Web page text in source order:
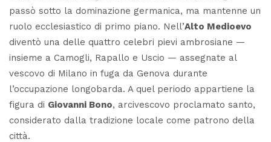
passò sotto la dominazione germanica, ma mantenne un
ruolo ecclesiastico di primo piano. Nell’Alto Medioevo
diventò una delle quattro celebri pievi ambrosiane —
insieme a Camogli, Rapallo e Uscio — assegnate al
vescovo di Milano in fuga da Genova durante
l’occupazione longobarda. A quel periodo appartiene la
figura di Giovanni Bono, arcivescovo proclamato santo,
considerato dalla tradizione locale come patrono della
città.